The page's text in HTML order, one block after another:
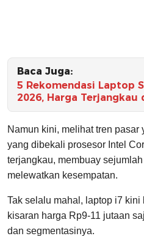
Baca Juga:
5 Rekomendasi Laptop
2026, Harga Terjangkau
Namun kini, melihat tren
yang dibekali prosesor Intel
terjangkau, membuay
melewatkan kesempatan.
Tak selalu mahal, laptop i7
kisaran harga Rp9-11 jutaan
dan segmentasinya.